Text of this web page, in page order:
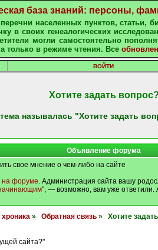
база знаний: персоны,
населенных пунктов, статьи,
в своих генеалогических
могли самостоятельно
только в режиме чтения. Все
ВОЙТИ
Хотите задать вопрос?
называлась "Хотите задать
Объявление форума
свое мнение о чем-либо на сайте
на форуме. Администрация сайта вашу
", — возможно, вам уже ответили.
» Обратная связь» Хотите
сайта?"